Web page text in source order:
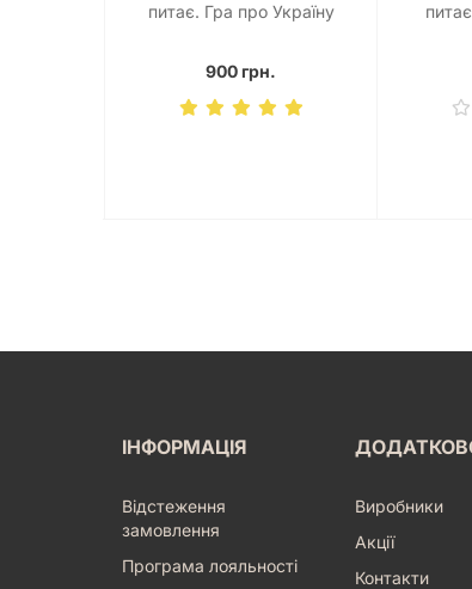
питає. Гра про Україну
900 грн.
ІНФОРМАЦІЯ
Відстеження
замовлення
Програма лояльності
Виробники
Акції
Контакти